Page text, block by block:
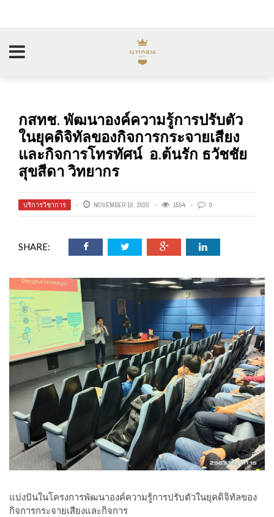
กสทช. พัฒนาองค์ความรู้การปรับตัว
ในยุคดิจิทัลของกิจการกระจายเสียง
และกิจการโทรทัศน์ อ.ต้นรัก ธวัชชัย
สุขสีดา วิทยากร
บริการวิชาการ NOVEMBER 16, 2020 1554 0
SHARE:
แบ่งปันในโครงการพัฒนาองค์ความรู้การปรับตัวในยุคดิจิทัลของ
กิจการกระจายเสียงและกิจการ